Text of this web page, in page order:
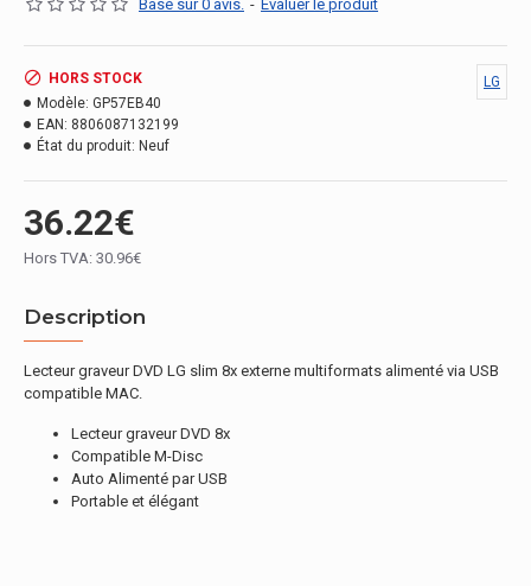
Basé sur 0 avis. - Évaluer le produit
36.22€
Hors TVA: 30.96€
HORS STOCK
Modèle: GP57EB40
EAN: 8806087132199
État du produit: Neuf
LG
Description
Lecteur graveur DVD LG slim 8x externe multiformats alimenté via USB
compatible MAC.
Lecteur graveur DVD 8x
Compatible M-Disc
Auto Alimenté par USB
Portable et élégant